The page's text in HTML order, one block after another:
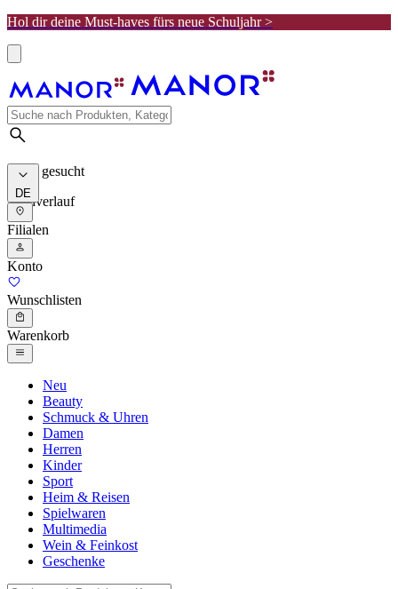
Hol dir deine Must-haves fürs neue Schuljahr >
Meist gesucht
Suchverlauf
DE
Filialen
Konto
Wunschlisten
Warenkorb
Neu
Beauty
Schmuck & Uhren
Damen
Herren
Kinder
Sport
Heim & Reisen
Spielwaren
Multimedia
Wein & Feinkost
Geschenke